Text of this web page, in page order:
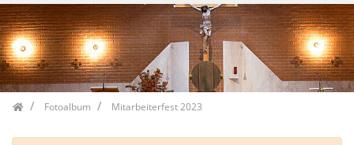
Zum Inhalt springen
HomeFotoalbum Mitarbeiterfest 2023